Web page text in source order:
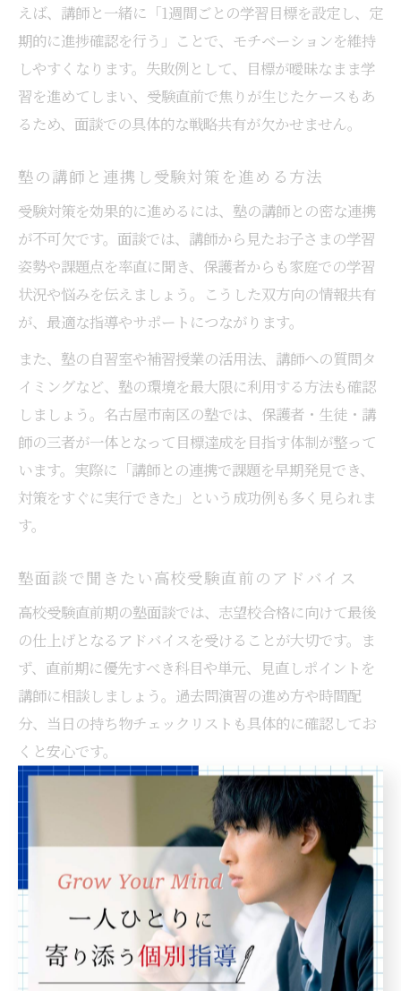
えば、講師と一緒に「1週間ごとの学習目標を設定し、定
期的に進捗確認を行う」ことで、モチベーションを維持
しやすくなります。失敗例として、目標が曖昧なまま学
習を進めてしまい、受験直前で焦りが生じたケースもあ
るため、面談での具体的な戦略共有が欠かせません。
塾の講師と連携し受験対策を進める方法
受験対策を効果的に進めるには、塾の講師との密な連携
が不可欠です。面談では、講師から見たお子さまの学習
姿勢や課題点を率直に聞き、保護者からも家庭での学習
状況や悩みを伝えましょう。こうした双方向の情報共有
が、最適な指導やサポートにつながります。
また、塾の自習室や補習授業の活用法、講師への質問タ
イミングなど、塾の環境を最大限に利用する方法も確認
しましょう。名古屋市南区の塾では、保護者・生徒・講
師の三者が一体となって目標達成を目指す体制が整って
います。実際に「講師との連携で課題を早期発見でき、
対策をすぐに実行できた」という成功例も多く見られま
す。
塾面談で聞きたい高校受験直前のアドバイス
高校受験直前期の塾面談では、志望校合格に向けて最後
の仕上げとなるアドバイスを受けることが大切です。ま
ず、直前期に優先すべき科目や単元、見直しポイントを
講師に相談しましょう。過去問演習の進め方や時間配
分、当日の持ち物チェックリストも具体的に確認してお
くと安心です。
さらに、メンタル面のサポートや生活リズムの整え方、
体調管理のコツについてもアドバイスをもらうと良いで
しょう。名古屋市南区の塾では、受験生が自信を持って
本番に臨めるよう、個別にきめ細やかなフォローを行っ
ています。「面談で不安や疑問を解消でき、親子で安心
して受験に臨めた」という保護者の声も多く寄せられて
います。